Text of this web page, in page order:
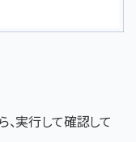
、実行して確認して